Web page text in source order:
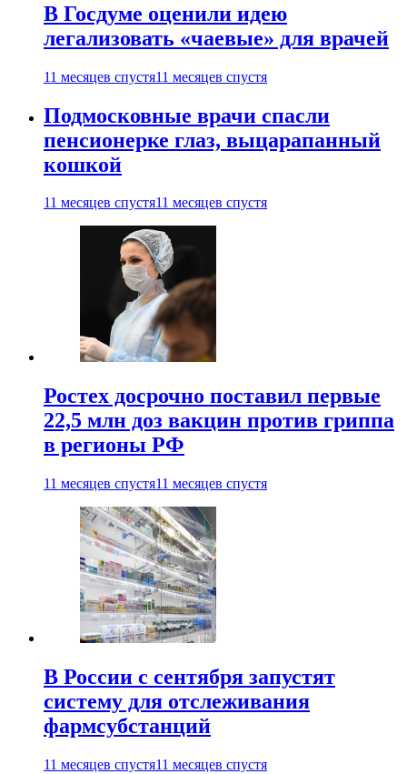
В Госдуме оценили идею
легализовать «чаевые» для врачей
11 месяцев спустя11 месяцев спустя
Подмосковные врачи спасли
пенсионерке глаз, выцарапанный
кошкой
11 месяцев спустя11 месяцев спустя
Ростех досрочно поставил первые
22,5 млн доз вакцин против гриппа
в регионы РФ
11 месяцев спустя11 месяцев спустя
В России с сентября запустят
систему для отслеживания
фармсубстанций
11 месяцев спустя11 месяцев спустя